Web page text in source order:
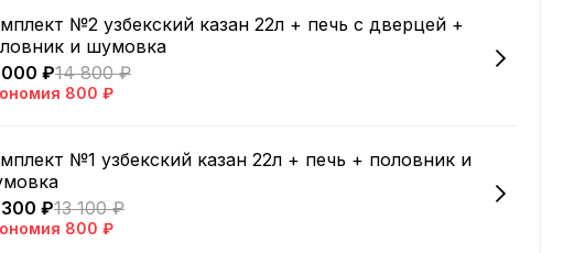
№2 узбекский казан 22л + печь с дверцей +
и шумовка
000 ₽14 800 ₽
800 ₽
№1 узбекский казан 22л + печь + половник и
300 ₽13 100 ₽
800 ₽